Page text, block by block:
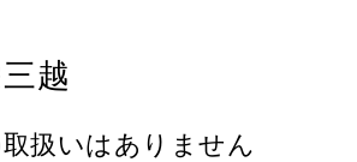
越
扱いはありません